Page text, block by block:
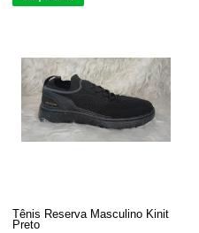
Tênis Reserva Masculino Kinit
Preto